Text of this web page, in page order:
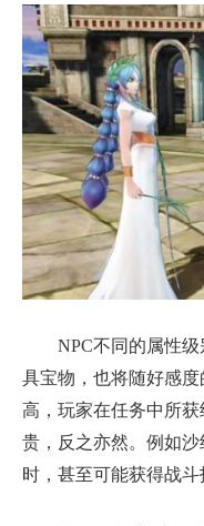
NPC不同的属性级
具宝物，也将随好感
高，玩家在任务中所
贵，反之亦然。例如
时，甚至可能获得战斗